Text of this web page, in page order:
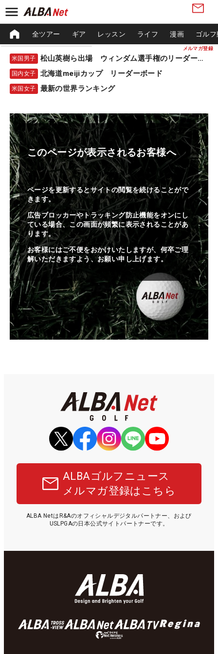
メルマガ登録
全ツアー ギア レッスン ライフ 漫画 ゴル
米国男子 松山英樹ら出場 ウィンダム選手権のリーダーボード
国内女子 北海道meijiカップ リーダーボード
米国女子 最新の世界ランキング
このページが表示されるお客様へ
ページを更新するとサイトの閲覧を続けることがで
きます。
広告ブロッカーやトラッキング防止機能をオンにし
ている場合、この画面が頻繁に表示されることがあ
ります。
お客様にはご不便をおかけいたしますが、何卒ご理
解いただきますよう、お願い申し上げます。
ALBAゴルフニュース
メルマガ登録はこちら
ALBA NetはR&Aのオフィシャルデジタルパートナー、および
USLPGAの日本公式サイトパートナーです。